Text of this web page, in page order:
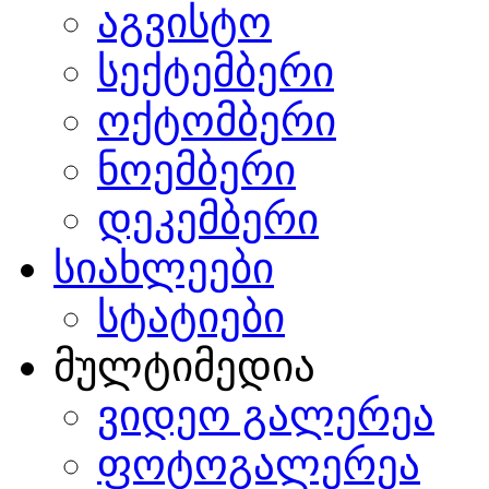
აგვისტო
სექტემბერი
ოქტომბერი
ნოემბერი
დეკემბერი
სიახლეები
სტატიები
მულტიმედია
ვიდეო გალერეა
ფოტოგალერეა